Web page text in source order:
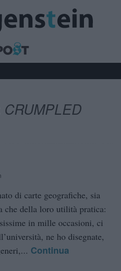
CRUMPLED
di carte geografiche, sia
che della loro utilità pratica:
in mille occasioni, ci
ne ho disegnate,
Continua